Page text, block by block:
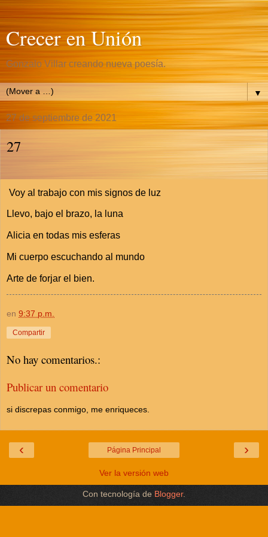
Crecer en Unión
Gonzalo Villar creando nueva poesía.
▼
27 de septiembre de 2021
27
Voy al trabajo con mis signos de luz
Llevo, bajo el brazo, la luna
Alicia en todas mis esferas
Mi cuerpo escuchando al mundo
Arte de forjar el bien.
en 9:37 p.m.
Compartir
No hay comentarios.:
Publicar un comentario
si discrepas conmigo, me enriqueces.
‹ ›
Página Principal
Ver la versión web
Con tecnología de Blogger.